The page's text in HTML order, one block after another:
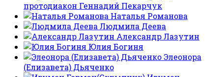
протодиакон Геннадий Пекарчук
Наталья Романова
Людмила Деева
Александр Лазутин
Юлия Богиня
Элеонора
(Елизавета) Дьяченко